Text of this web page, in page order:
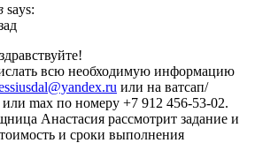
says:
всю необходимую информацию
или на ватсап/
или max по номеру +7 912 456-53-02.
Анастасия рассмотрит задание и
и сроки выполнения